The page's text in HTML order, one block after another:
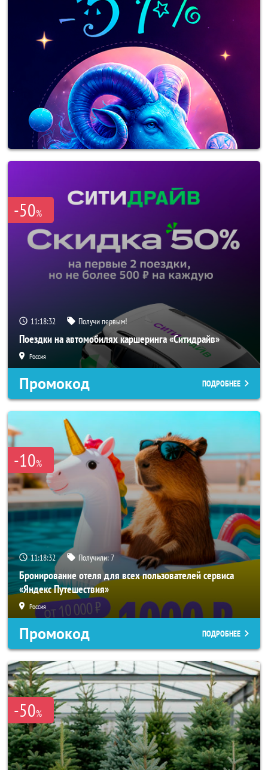
-50%
11:18:30 Получи первым!
Поездки на автомобилях каршеринга «Ситидрайв»
Россия
Промокод ПОДРОБНЕЕ
-10%
11:18:30 Получили:7
Бронирование отеля для всех пользователей сервиса
«Яндекс Путешествия»
Россия
Промокод ПОДРОБНЕЕ
-50%